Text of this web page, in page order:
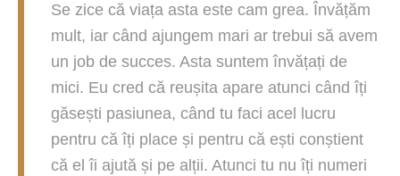
Se zice că viața asta este cam grea. Învățăm
mult, iar când ajungem mari ar trebui să avem
un job de succes. Asta suntem învățați de
mici. Eu cred că reușita apare atunci când îți
găsești pasiunea, când tu faci acel lucru
pentru că îți place și pentru că ești conștient
că el îi ajută și pe alții. Atunci tu nu îți numeri